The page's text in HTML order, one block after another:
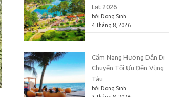
Lạt 2026
bởi Dong Sinh
4 Tháng 8, 2026
Cẩm Nang Hướng Dẫn Di
Chuyển Tối Ưu Đến Vũng
Tàu
bởi Dong Sinh